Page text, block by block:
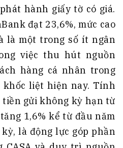
hành giấy tờ có giá.
đạt 23,6%, mức cao
là một trong số ít ngân
việc thu hút nguồn
hàng cá nhân trong
liệt hiện nay. Tính
gửi không kỳ hạn từ
1,6% kể từ đầu năm
là động lực góp phần